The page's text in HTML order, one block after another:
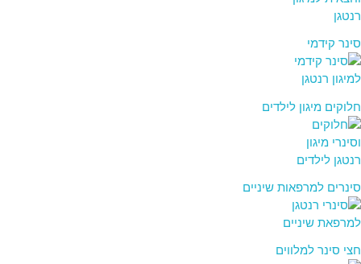
סינר קידמי
חלוקים מיגון לילדים
סינרים למרפאות שיניים
חצי סינר למלווים